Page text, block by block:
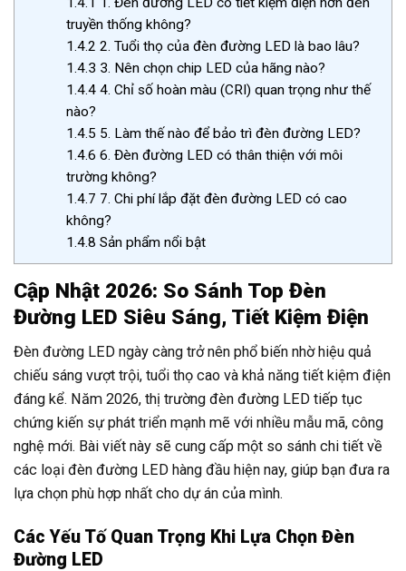
truyền thống không?
1.4.2 2. Tuổi thọ của đèn đường LED là bao lâu?
1.4.3 3. Nên chọn chip LED của hãng nào?
1.4.44. Chỉ số hoàn màu (CRI) quan trọng như thế
nào?
1.4.5 5. Làm thế nào để bảo trì đèn đường LED?
1.4.6 6. Đèn đường LED có thân thiện với môi
trường không?
1.4.7 7. Chi phí lắp đặt đèn đường LED có cao
không?
1.4.8 Sản phẩm nổi bật
Cập Nhật 2026: So Sánh Top Đèn
Đường LED Siêu Sáng, Tiết Kiệm Điện
Đèn đường LED ngày càng trở nên phổ biến nhờ hiệu quả
chiếu sáng vượt trội, tuổi thọ cao và khả năng tiết kiệm điện
đáng kể. Năm 2026, thị trường đèn đường LED tiếp tục
chứng kiến sự phát triển mạnh mẽ với nhiều mẫu mã, công
nghệ mới. Bài viết này sẽ cung cấp một so sánh chi tiết về
các loại đèn đường LED hàng đầu hiện nay, giúp bạn đưa ra
lựa chọn phù hợp nhất cho dự án của mình.
Các Yếu Tố Quan Trọng Khi Lựa Chọn Đèn
Đường LED